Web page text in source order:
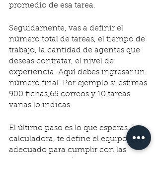
promedio de esa tarea.
Seguidamente, vas a definir el
número total de tareas, el tiempo de
trabajo, la cantidad de agentes que
deseas contratar, el nivel de
experiencia. Aquí debes ingresar un
número final. Por ejemplo si estimas
900 fichas,65 correos y 10 tareas
varias lo indicas.
El último paso es lo que esperas. La
calculadora, te define el equipo
adecuado para cumplir con las
tareas que necesitas en una semana